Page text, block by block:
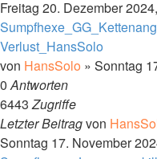
Freitag 20. Dezember
Verlust_HansSolo
von HansSolo » Sonntag
0Antworten
6443Zugriffe
Letzter Beitragvon
Sonntag 17. November